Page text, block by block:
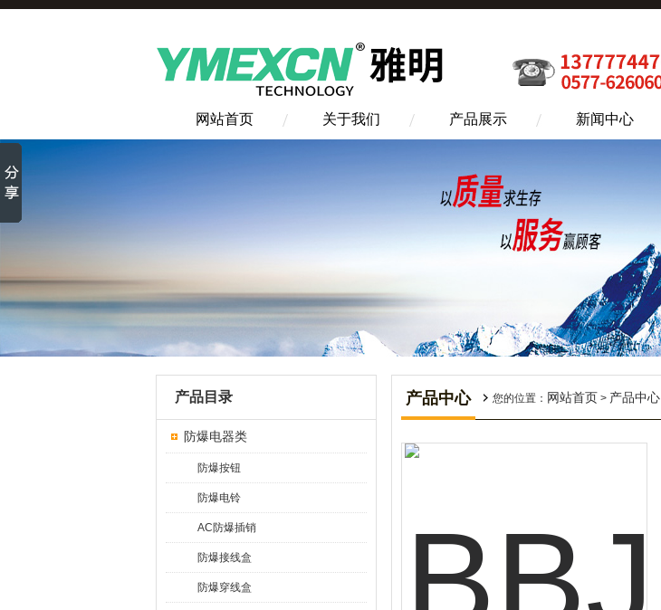
网站首页 关于我们 产品展示 新闻中心
产品目录
防爆电器类
防爆按钮
防爆电铃
AC防爆插销
防爆接线盒
防爆穿线盒
产品中心 您的位置： 网站首页 > 产品中心